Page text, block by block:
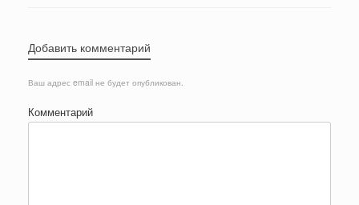
Добавить комментарий
Ваш адрес email не будет опубликован.
Комментарий